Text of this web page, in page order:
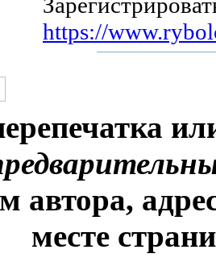
https://
автора,
месте